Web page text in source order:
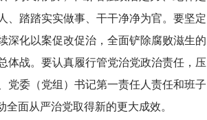
、踏踏实实做事、干干净净为官。要坚定
深化以案促改促治，全面铲除腐败滋生的
体战。要认真履行管党治党政治责任，压
党委（党组）书记第一责任人责任和班子
面从严治党取得新的更大成效。